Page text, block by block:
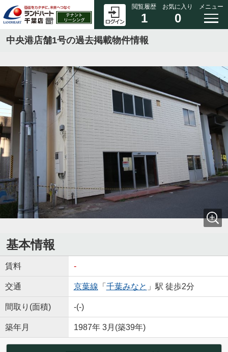
閲覧履歴
1
お気に入り
0
メニュー
中央港店舗1号の過去掲載物件情報
基本情報
賃料 -
交通 京葉線 「 千葉みなと 」駅 徒歩2分
間取り(面積) -(-)
築年月 1987年 3月(築39年)